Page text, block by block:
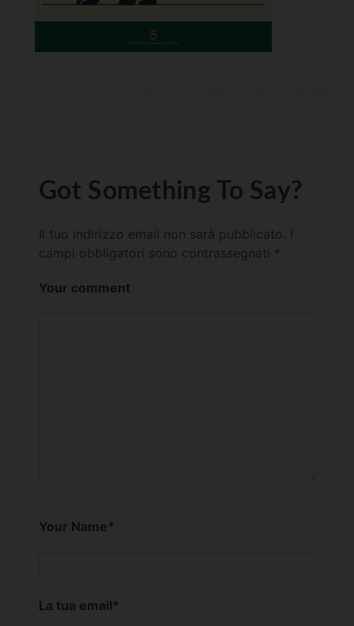
Got Something To Say?
Il tuo indirizzo email non sarà pubblicato.
campi obbligatori sono contrassegnati *
Your comment
Your Name*
La tua email*